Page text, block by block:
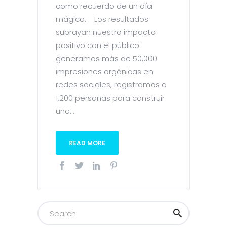
como recuerdo de un día
mágico. Los resultados
subrayan nuestro impacto
positivo con el público:
generamos más de 50,000
impresiones orgánicas en
redes sociales, registramos a
1,200 personas para construir
una...
READ MORE